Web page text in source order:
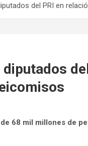
del PRI en
68 mil millones de